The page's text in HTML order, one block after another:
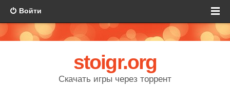
Войти
stoigr.org
Скачать игры через торрент